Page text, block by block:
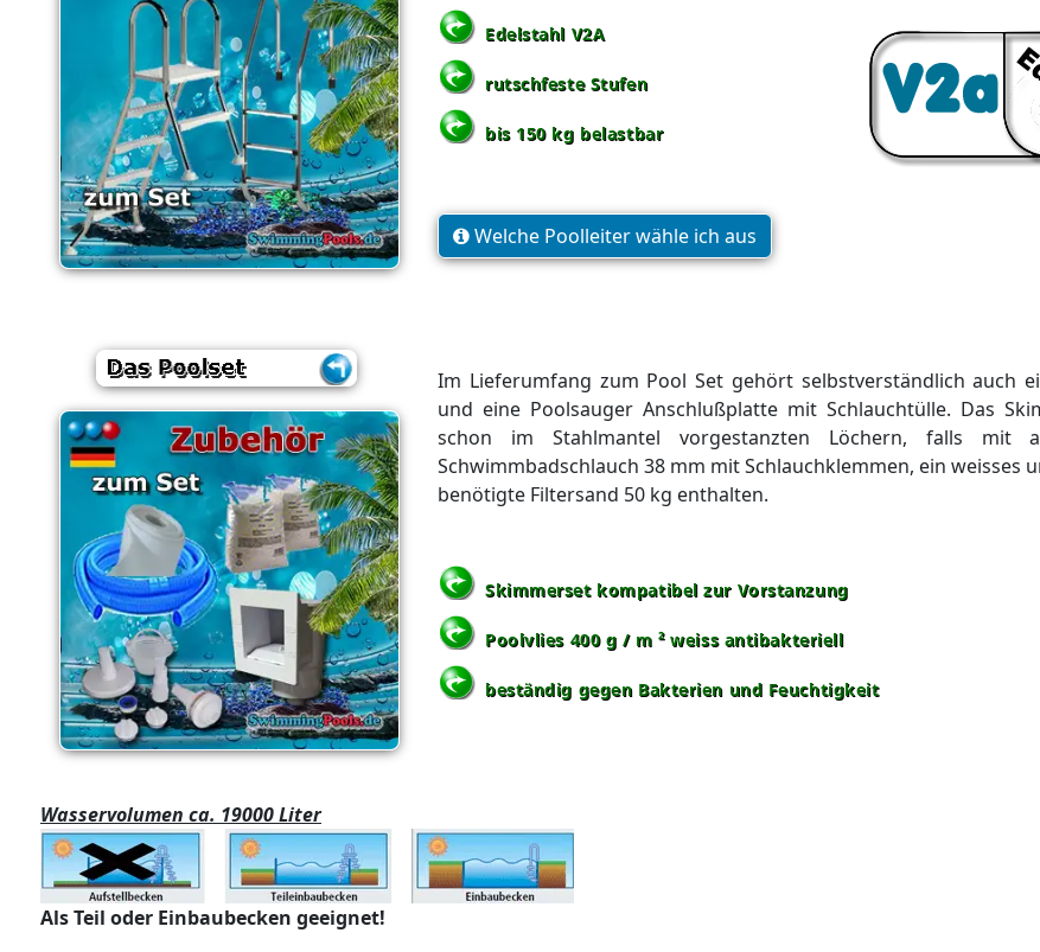
Edelstahl V2A
rutschfeste Stufen
bis 150 kg belastbar
Welche Poolleiter wähle ich aus
Im Lieferumfang zum Pool Set gehört selbstverständlich auch
und eine Poolsauger Anschlußplatte mit Schlauchtülle. Das
schon im Stahlmantel vorgestanzten Löchern, falls mit
Schwimmbadschlauch 38 mm mit Schlauchklemmen, ein
benötigte Filtersand 50 kg enthalten.
Skimmerset kompatibel zur Vorstanzung
Poolvlies 400 g / m ² weiss antibakteriell
beständig gegen Bakterien und Feuchtigkeit
Wasservolumen ca. 19000 Liter
Als Teil oder Einbaubecken geeignet!